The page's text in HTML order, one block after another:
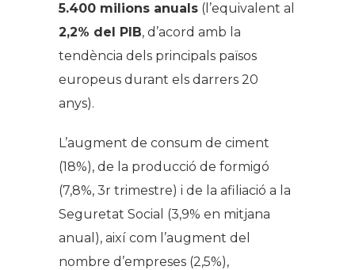
5.400 milions anuals (l’equivalent al
2,2% del PIB, d’acord amb la
tendència dels principals països
europeus durant els darrers 20
anys).
L’augment de consum de ciment
(18%), de la producció de formigó
(7,8%, 3r trimestre) i de la afiliació a la
Seguretat Social (3,9% en mitjana
anual), així com l’augment del
nombre d’empreses (2,5%),